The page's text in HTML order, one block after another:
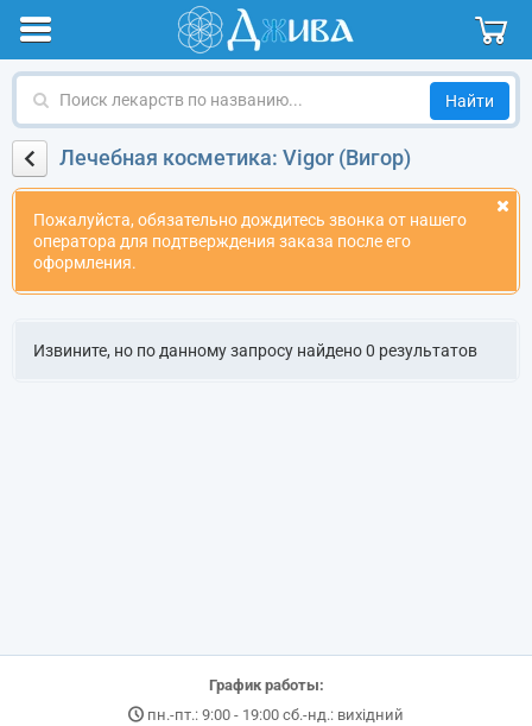
Поиск
по
названию
Лечебная косметика: Vigor (Вигор)
Пожалуйста, обязательно дождитесь звонка от нашего
оператора для подтверждения заказа после его
оформления.
Извините, но по данному запросу найдено 0 результатов
График работы:
пн.-пт.: 9:00 - 19:00 сб.-нд.: вихідний